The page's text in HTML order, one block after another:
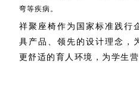
弯等疾病。
祥聚座椅作为国家标准践行
具产品、领先的设计理念，
更舒适的育人环境，为学生